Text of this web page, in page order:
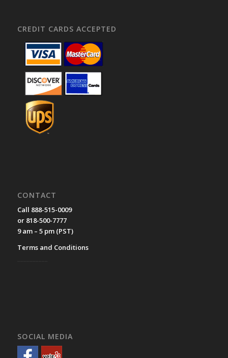
CREDIT CARDS ACCEPTED
CONTACT
Call 888-515-0009
or 818-500-7777
9 am – 5 pm (PST)
Terms and Conditions
SOCIAL MEDIA